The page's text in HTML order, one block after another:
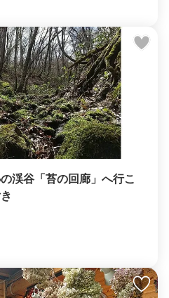
渓谷「苔の回廊」へ行こ